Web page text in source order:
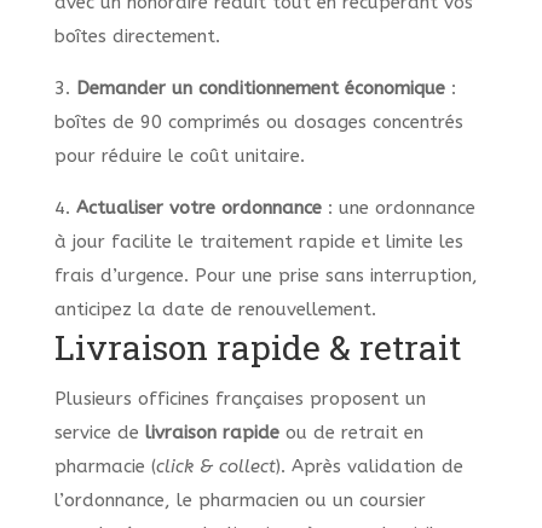
boîtes directement.
3. Demander un conditionnement économique:
boîtes de 90 comprimés ou dosages concentrés
pour réduire le coût unitaire.
4. Actualiser votre ordonnance: une ordonnance
à jour facilite le traitement rapide et limite les
frais d’urgence. Pour une prise sans interruption,
anticipez la date de renouvellement.
Livraison rapide & retrait
Plusieurs officines françaises proposent un
service de livraison rapideou de retrait en
pharmacie (click & collect). Après validation de
l’ordonnance, le pharmacien ou un coursier